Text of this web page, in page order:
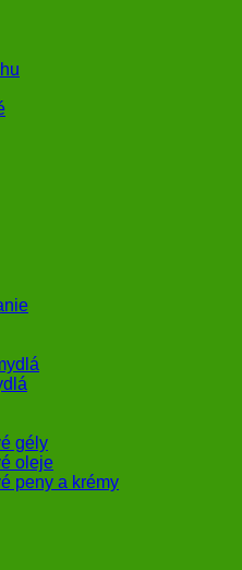
gély
oleje
peny a krémy